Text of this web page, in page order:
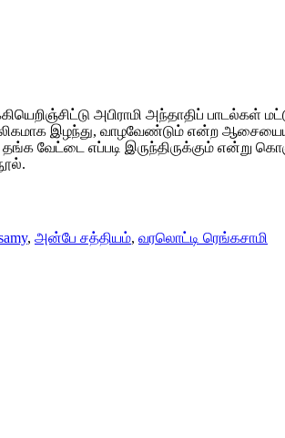
அபிராமி அந்தாதிப்
இழந்து, வாழவேண்டும் என்ற
தங்க வேட்டை எப்படி இருந்திருக்கும்
, அன்பே சத்தியம், வரலொட்டி ரெங்கசாமி